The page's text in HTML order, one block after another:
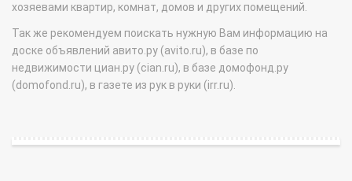
хозяевами квартир, комнат, домов и других помещений.
Так же рекомендуем поискать нужную Вам информацию на
доске объявлений авито.ру (avito.ru), в базе по
недвижимости циан.ру (cian.ru), в базе домофонд.ру
(domofond.ru), в газете из рук в руки (irr.ru).